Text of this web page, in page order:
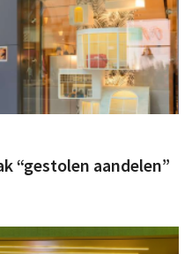
“gestolen aandelen”